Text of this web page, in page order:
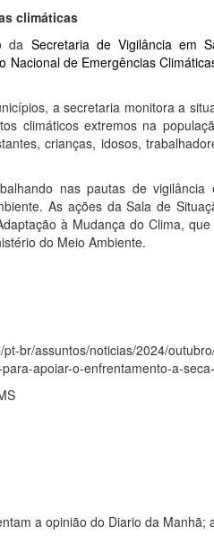
climáticas
da Secretaria de Vigilância em
Nacional de Emergências
a secretaria monitora a
climáticos extremos na
crianças, idosos,
nas pautas de
As ações da Sala de
à Mudança do Clima,
do Meio Ambiente.
br/assuntos/noticias/2024/
apoiar-o-enfrentamento-a-
a opinião do Diario da Manhã;